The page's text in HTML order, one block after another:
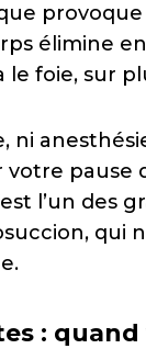
élimine
foie, sur
ni
l’un des
qui
: